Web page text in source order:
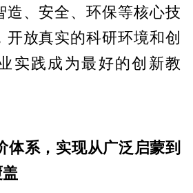
造、安全、环保等核心技
开放真实的科研环境和创
实践成为最好的创新教
体系，实现从广泛启蒙到